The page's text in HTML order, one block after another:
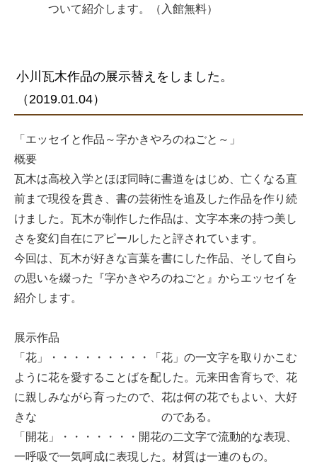
ついて紹介します。（入館無料）
小川瓦木作品の展示替えをしました。
（2019.01.04）
「エッセイと作品～字かきやろのねごと～」
概要
瓦木は高校入学とほぼ同時に書道をはじめ、亡くなる直
前まで現役を貫き、書の芸術性を追及した作品を作り続
けました。瓦木が制作した作品は、文字本来の持つ美し
さを変幻自在にアピールしたと評されています。
今回は、瓦木が好きな言葉を書にした作品、そして自ら
の思いを綴った『字かきやろのねごと』からエッセイを
紹介します。
展示作品
「花」・・・・・・・・・「花」の一文字を取りかこむ
ように花を愛することばを配した。元来田舎育ちで、花
に親しみながら育ったので、花は何の花でもよい、大好
きな のである。
「開花」・・・・・・・開花の二文字で流動的な表現、
一呼吸で一気呵成に表現した。材質は一連のもの。